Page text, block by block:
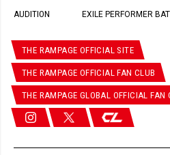
AUDITION EXILE PERFORMER
THE RAMPAGE OFFICIAL SITE
THE RAMPAGE OFFICIAL FAN CLUB
THE RAMPAGE GLOBAL OFFICIAL FAN